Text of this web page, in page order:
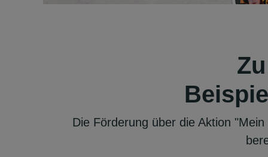
Die Förderung über die Aktion